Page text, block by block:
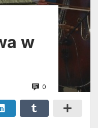
w
0